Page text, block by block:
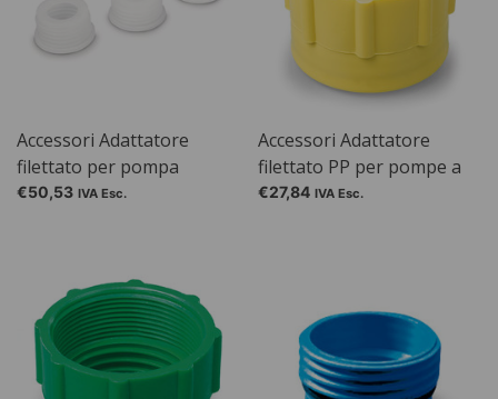
Accessori Adattatore
filettato per pompa
solvente Mini, GL 45 / S 40
€50,53 IVA Esc.
Accessori Adattatore
filettato PP per pompe a
tamburo PP / PTFE /
(filettatura esterna)
€27,84 IVA Esc.